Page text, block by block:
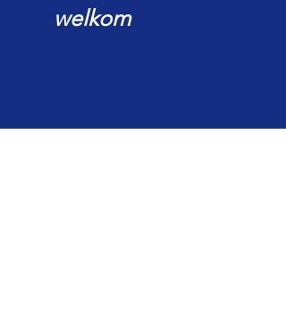
welkom